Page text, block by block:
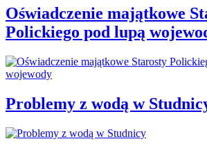
Oświadczenie majątkowe
Polickiego pod lupą
Problemy z wodą w